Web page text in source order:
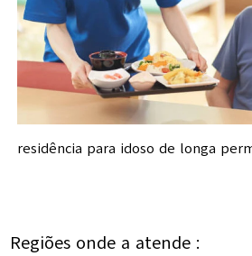
residência para idoso de longa
Regiões onde a atende :